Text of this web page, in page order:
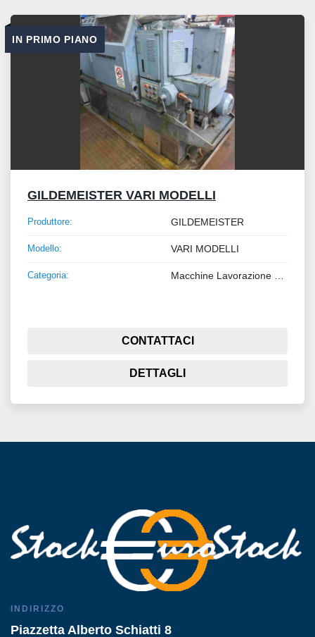
Tutte le categorie
Ordina per
IN PRIMO PIANO
GILDEMEISTER VARI MODELLI
Produttore: GILDEMEISTER
Modello: VARI MODELLI
Categoria:
CONTATTACI
DETTAGLI
INDIRIZZO
Piazzetta Alberto Schiatti 8